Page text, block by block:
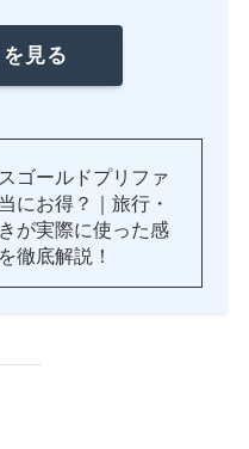
見る
ゴールドプリファ
にお得？｜旅行・
が実際に使った感
徹底解説！